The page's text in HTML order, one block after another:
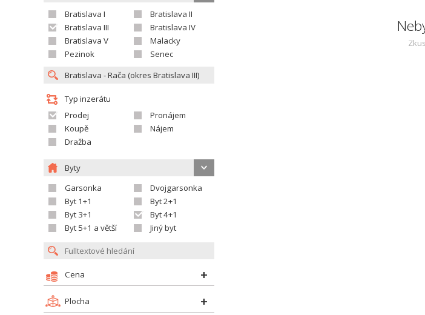
Bratislava I
Bratislava II
Bratislava III
Bratislava IV
Bratislava V
Malacky
Pezinok
Senec
Typ inzerátu
Prodej
Pronájem
Koupě
Nájem
Dražba
Byty
Garsonka
Dvojgarsonka
Byt 1+1
Byt 2+1
Byt 3+1
Byt 4+1
Byt 5+1 a větší
Jiný byt
Cena
Plocha